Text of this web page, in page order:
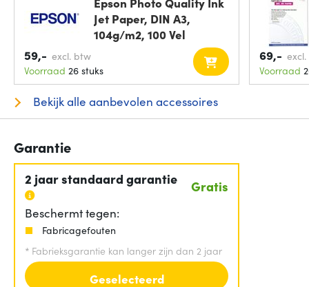
Jet Paper, DIN A3,
104g/m2, 100 Vel
59,- excl. btw
Voorraad 26 stuks
69,-
Voorraad
Bekijk alle aanbevolen accessoires
Garantie
2 jaar standaard garantie Gratis
Beschermt tegen:
Fabricagefouten
* Fabrieksgarantie kan langer zijn dan 2 jaar
Geselecteerd